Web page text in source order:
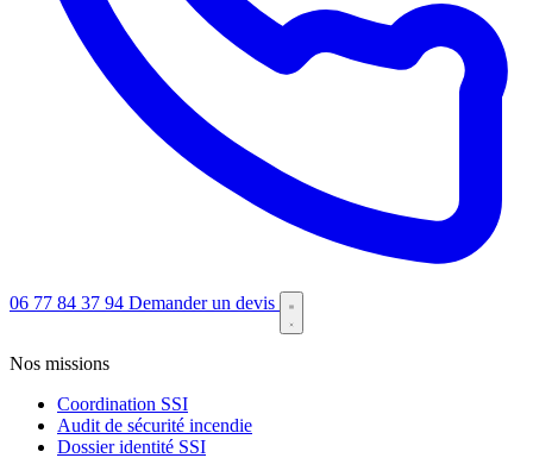
06 77 84 37 94 Demander un devis
Nos missions
Coordination SSI
Audit de sécurité incendie
Dossier identité SSI